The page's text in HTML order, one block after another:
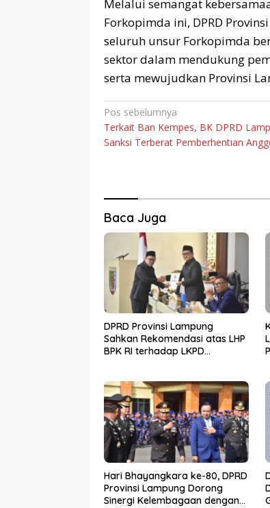
Melalui semangat
Forkopimda ini, DPRD
seluruh unsur Forkopimda
sektor dalam mendukung
serta mewujudkan Provinsi
Navigasi
pos
Pos sebelumnya
Terkait Ban Kempes, BK DPRD
Sanksi Terberat Pemberhentian
Baca Juga
DPRD Provinsi Lampung
Sahkan Rekomendasi atas LHP
BPK RI terhadap LKPD
Hari Bhayangkara ke-80, DPRD
Provinsi Lampung Dorong
Sinergi Kelembagaan dengan